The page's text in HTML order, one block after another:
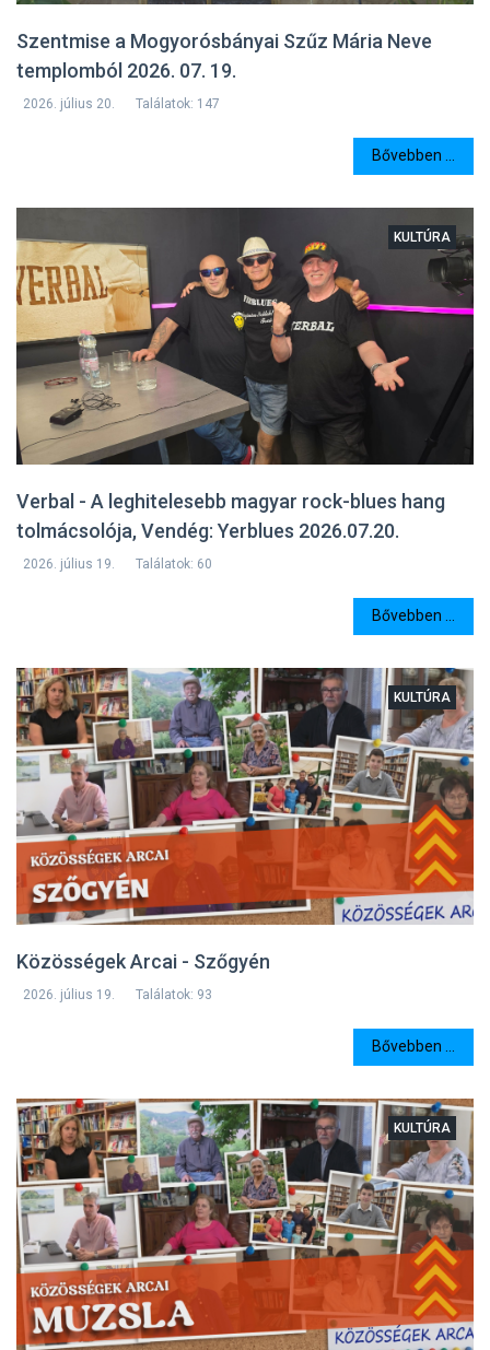
Szentmise a Mogyorósbányai Szűz Mária Neve
templomból 2026. 07. 19.
2026. július 20. Találatok: 147
Bővebben ...
Verbal - A leghitelesebb magyar rock-blues hang
tolmácsolója, Vendég: Yerblues 2026.07.20.
KULTÚRA
2026. július 19. Találatok: 60
Bővebben ...
Közösségek Arcai - Szőgyén
KULTÚRA
2026. július 19. Találatok: 93
Bővebben ...
KULTÚRA